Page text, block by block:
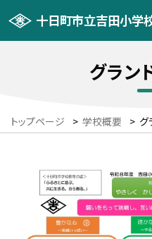
十日町市立吉田小学
グラン
トップページ > 学校概要 > グ